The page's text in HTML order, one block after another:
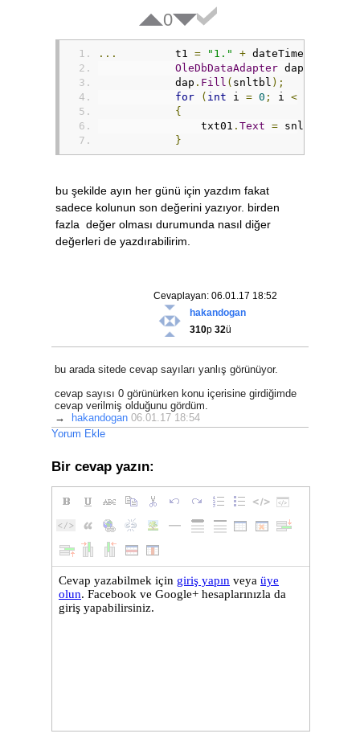
0
...
	    t1
= "1." + dateTimePicker1
OleDbDataAdapter dap
            dap
. Fill ( snltbl );
for
( int i = 0 ; i <
{
                txt01
. Text = snltbl
}
bu şekilde ayın her günü için yazdım fakat
sadece kolunun son değerini yazıyor. birden
fazla değer olması durumunda nasıl diğer
değerleri de yazdırabilirim.
Cevaplayan: 06.01.17 18:52
hakandogan
310p 32ü
bu arada sitede cevap sayıları yanlış görünüyor.
cevap sayısı 0 görünürken konu içerisine girdiğimde
cevap verilmiş olduğunu gördüm.
→
hakandogan 06.01.17 18:54
Yorum Ekle
Bir cevap yazın: